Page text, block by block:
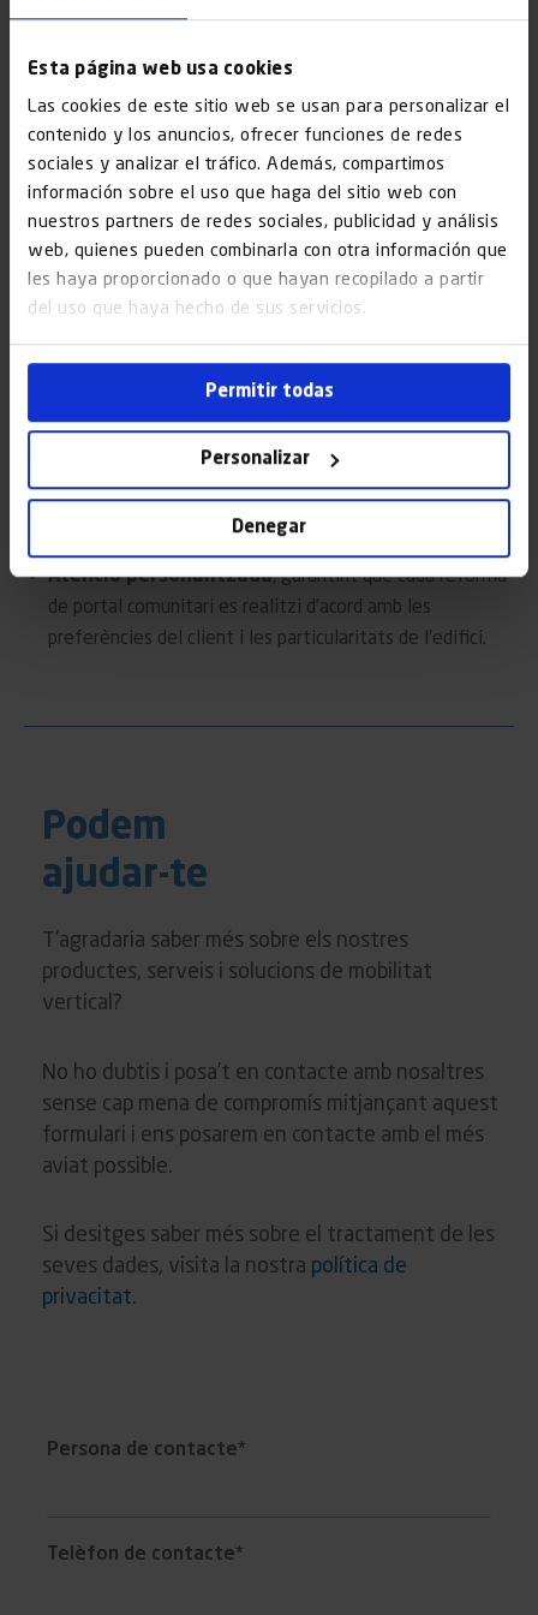
Esta página web usa cookies
Las cookies de este sitio web se usan para personalizar el
contenido y los anuncios, ofrecer funciones de redes
sociales y analizar el tráfico. Además, compartimos
información sobre el uso que haga del sitio web con
nuestros partners de redes sociales, publicidad y análisis
web, quienes pueden combinarla con otra información que
les haya proporcionado o que hayan recopilado a partir
del uso que haya hecho de sus servicios.
Permitir todas
Personalizar
Denegar
serveis integrals que inclouen des de la
manteniment d’ascensors i altres sistemes de mobilitat
vertical fins a la renovació de terres, parets i sostres, tot el
que necessites per dur a terme la reforma del portal de la
teva comunitat.
Per què escollir Aszende?
tècnics oferir un servei excepcional en avaluació i
planificació, reformes integrals, ús de materials,
compliment normatiu, entre d’altres.
Tècnics certificats, garantint una òptima execució
dels treballs corresponents a la reforma.
Capacitat d’adaptació
Atenció personalitzada, garantint que cada reforma
de portal comunitari es realitzi d’acord amb les
preferències del client i les particularitats de l’edifici.
Podem
ajudar-te
T’agradaria saber més sobre els nostres
productes, serveis i solucions de mobilitat
vertical?
No ho dubtis i posa’t en contacte amb nosaltres
sense cap mena de compromís mitjançant aquest
formulari i ens posarem en contacte amb el més
aviat possible.
Si desitges saber més sobre el tractament de les
seves dades, visita la nostra política de
privacitat.
Persona de contacte*
Telèfon de contacte*